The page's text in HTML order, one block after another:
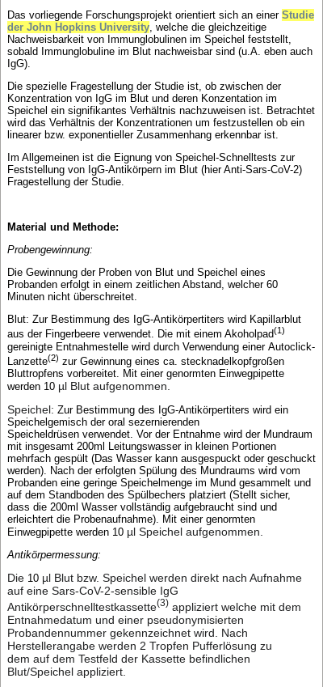
Das vorliegende Forschungsprojekt orientiert sich an einer Studie
der John Hopkins University, welche die gleichzeitige
Nachweisbarkeit von Immunglobulinen im Speichel feststellt,
sobald Immunglobuline im Blut nachweisbar sind (u.A. eben auch
IgG).
Die spezielle Fragestellung der Studie ist, ob zwischen der
Konzentration von IgG im Blut und deren Konzentation im
Speichel ein signifikantes Verhältnis nachzuweisen ist. Betrachtet
wird das Verhältnis der Konzentrationen um festzustellen ob ein
linearer bzw. exponentieller Zusammenhang erkennbar ist.
Im Allgemeinen ist die Eignung von Speichel-Schnelltests zur
Feststellung von IgG-Antikörpern im Blut (hier Anti-Sars-CoV-2)
Fragestellung der Studie.
Material und Methode:
Probengewinnung:
Die Gewinnung der Proben von Blut und Speichel eines
Probanden erfolgt in einem zeitlichen Abstand, welcher 60
Minuten nicht überschreitet.
Blut: Zur Bestimmung des IgG-Antikörpertiters wird Kapillarblut
aus der Fingerbeere verwendet. Die mit einem Akoholpad(1)
gereinigte Entnahmestelle wird durch Verwendung einer Autoclick-
Lanzette(2) zur Gewinnung eines ca. stecknadelkopfgroßen
Bluttropfens vorbereitet. Mit einer genormten Einwegpipette
werden 10 µl Blut aufgenommen.
Speichel: Zur Bestimmung des IgG-Antikörpertiters wird ein
Speichelgemisch der oral sezernierenden
Speicheldrüsen verwendet. Vor der Entnahme wird der Mundraum
mit insgesamt 200ml Leitungswasser in kleinen Portionen
mehrfach gespült (Das Wasser kann ausgespuckt oder geschuckt
werden). Nach der erfolgten Spülung des Mundraums wird vom
Probanden eine geringe Speichelmenge im Mund gesammelt und
auf dem Standboden des Spülbechers platziert (Stellt sicher,
dass die 200ml Wasser vollständig aufgebraucht sind und
erleichtert die Probenaufnahme). Mit einer genormten
Einwegpipette werden 10 µl Speichel aufgenommen.
Antikörpermessung:
Die 10 µl Blut bzw. Speichel werden direkt nach Aufnahme
auf eine Sars-CoV-2-sensible IgG
Antikörperschnelltestkassette(3) appliziert welche mit dem
Entnahmedatum und einer pseudonymisierten
Probandennummer gekennzeichnet wird. Nach
Herstellerangabe werden 2 Tropfen Pufferlösung zu
dem auf dem Testfeld der Kassette befindlichen
Blut/Speichel appliziert.